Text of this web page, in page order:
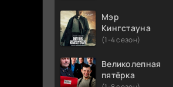
Мэр
Кингстауна
(1-4 сезон)
Великолепная
пятёрка